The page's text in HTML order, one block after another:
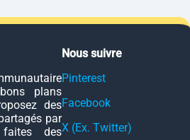
plans
des
par
des
Nous suivre
Pinterest
Facebook
X (Ex. Twitter)